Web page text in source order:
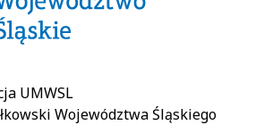
UMWSL
Województwa Śląskiego